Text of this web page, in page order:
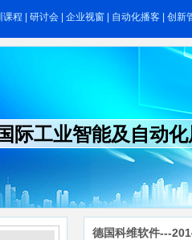
课程 研讨会 企业视窗 自动化播客 创新
际工业智能及自动
德国科维软件---